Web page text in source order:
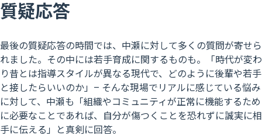
質疑応答
最後の質疑応答の時間では、中瀬に対して多くの質問が寄せら
れました。その中には若手育成に関するものも。「時代が変わ
り昔とは指導スタイルが異なる現代で、どのように後輩や若手
と接したらいいのか」– そんな現場でリアルに感じている悩み
に対して、中瀬も「組織やコミュニティが正常に機能するため
に必要なことであれば、自分が傷つくことを恐れずに誠実に相
手に伝える」と真剣に回答。